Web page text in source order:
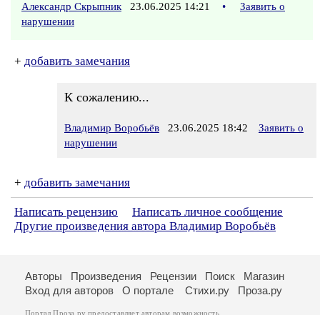
Александр Скрыпник 23.06.2025 14:21 •
Заявить о
нарушении
+ добавить замечания
К сожалению...
Владимир Воробьёв 23.06.2025 18:42
Заявить о
нарушении
+ добавить замечания
Написать рецензию
Написать личное сообщение
Другие произведения автора Владимир Воробьёв
Авторы Произведения Рецензии Поиск
Магазин
Вход для авторов
О портале Стихи.ру Проза.ру
Портал Проза.ру предоставляет авторам возможность